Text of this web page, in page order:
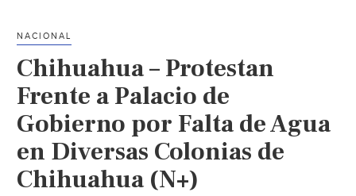
NACIONAL
Chihuahua – Protestan
Frente a Palacio de
Gobierno por Falta de Agua
en Diversas Colonias de
Chihuahua (N+)